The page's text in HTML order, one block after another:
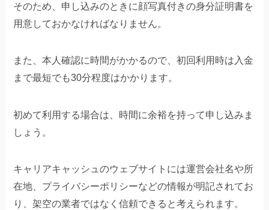
そのため、申し込みのときに顔写真付きの身分証明書を
用意しておかなければなりません。
また、本人確認に時間がかかるので、初回利用時は入金
まで最短でも30分程度はかかります。
初めて利用する場合は、時間に余裕を持って申し込みま
しょう。
キャリアキャッシュのウェブサイトには運営会社名や所
在地、プライバシーポリシーなどの情報が明記されてお
り、架空の業者ではなく信頼できると考えられます。